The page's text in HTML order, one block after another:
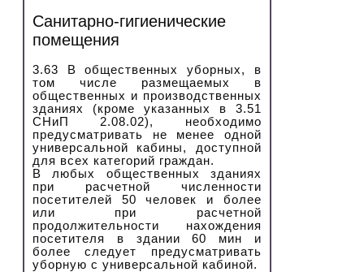
Санитарно-гигиенические
помещения
3.63 В общественных уборных, в
том числе размещаемых в
общественных и производственных
зданиях (кроме указанных в 3.51
СНиП 2.08.02), необходимо
предусматривать не менее одной
универсальной кабины, доступной
для всех категорий граждан.
В любых общественных зданиях
при расчетной численности
посетителей 50 человек и более
или при расчетной
продолжительности нахождения
посетителя в здании 60 мин и
более следует предусматривать
уборную с универсальной кабиной.